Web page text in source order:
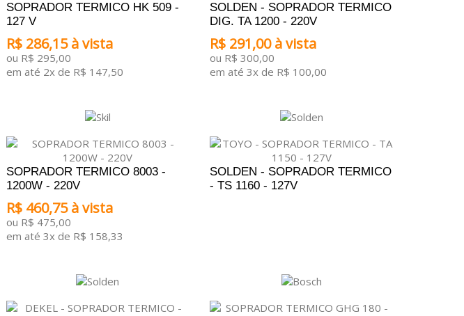
SOPRADOR TERMICO HK 509 -
127 V
R$ 286,15 à vista
ou R$ 295,00
em até 2x de R$ 147,50
SOLDEN - SOPRADOR TERMICO
DIG. TA 1200 - 220V
R$ 291,00 à vista
ou R$ 300,00
em até 3x de R$ 100,00
SOPRADOR TERMICO 8003 -
1200W - 220V
R$ 460,75 à vista
ou R$ 475,00
em até 3x de R$ 158,33
SOLDEN - SOPRADOR TERMICO
- TS 1160 - 127V